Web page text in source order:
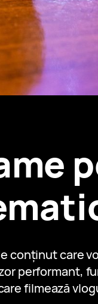
conținut care
performant,
filmează